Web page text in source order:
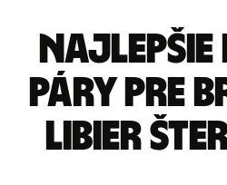
Najlepšie
páry pre
libier